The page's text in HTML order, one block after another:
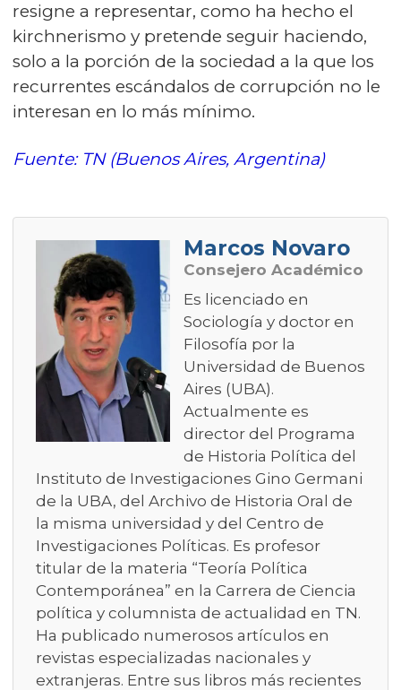
resigne a representar, como ha hecho el
kirchnerismo y pretende seguir haciendo,
solo a la porción de la sociedad a la que los
recurrentes escándalos de corrupción no le
interesan en lo más mínimo.
Fuente: TN (Buenos Aires, Argentina)
Marcos Novaro
Consejero Académico
Es licenciado en
Sociología y doctor en
Filosofía por la
Universidad de Buenos
Aires (UBA).
Actualmente es
director del Programa
de Historia Política del
Instituto de Investigaciones Gino Germani
de la UBA, del Archivo de Historia Oral de
la misma universidad y del Centro de
Investigaciones Políticas. Es profesor
titular de la materia “Teoría Política
Contemporánea” en la Carrera de Ciencia
política y columnista de actualidad en TN.
Ha publicado numerosos artículos en
revistas especializadas nacionales y
extranjeras. Entre sus libros más recientes